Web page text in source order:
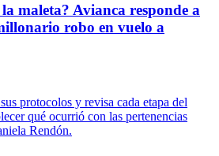
maleta? Avianca responde a
robo en vuelo a
protocolos y revisa cada etapa del
qué ocurrió con las pertenencias
Rendón.